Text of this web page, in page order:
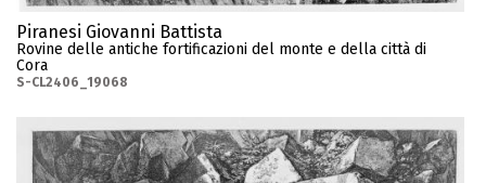
Piranesi Giovanni Battista
Rovine delle antiche fortificazioni del monte e della città di
Cora
S-CL2406_19068